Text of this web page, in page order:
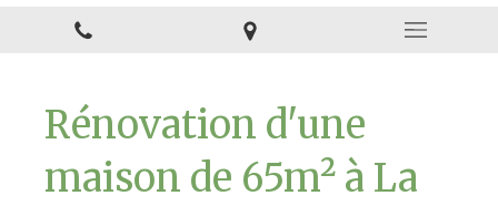
Rénovation d'une
maison de 65m² à La